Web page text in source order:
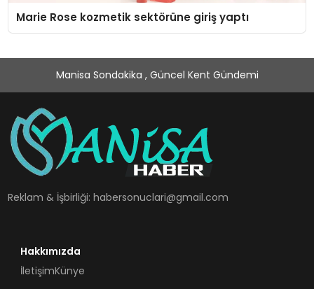
Marie Rose kozmetik sektörüne giriş yaptı
Manisa Sondakika , Güncel Kent Gündemi
Reklam & İşbirliği:habersonuclari@gmail.com
Hakkımızda
İletişimKünye